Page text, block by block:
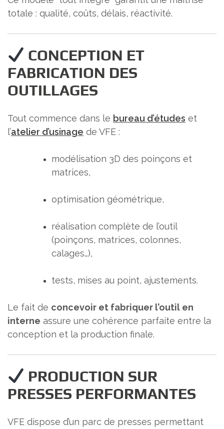
totale : qualité, coûts, délais, réactivité.
CONCEPTION ET
FABRICATION DES
OUTILLAGES
Tout commence dans le bureau d’études et
l’atelier d’usinage de VFE :
modélisation 3D des poinçons et
matrices,
optimisation géométrique,
réalisation complète de l’outil
(poinçons, matrices, colonnes,
calages…),
tests, mises au point, ajustements.
Le fait de concevoir et fabriquer l’outil en
interne assure une cohérence parfaite entre la
conception et la production finale.
PRODUCTION SUR
PRESSES PERFORMANTES
VFE dispose d’un parc de presses permettant